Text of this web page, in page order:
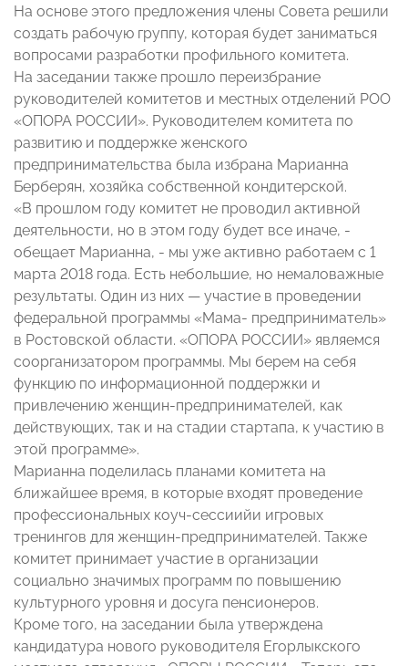
На основе этого предложения члены Совета решили
создать рабочую группу, которая будет заниматься
вопросами разработки профильного комитета.
На заседании также прошло переизбрание
руководителей комитетов и местных отделений РОО
«ОПОРА РОССИИ». Руководителем комитета по
развитию и поддержке женского
предпринимательства была избрана Марианна
Берберян, хозяйка собственной кондитерской.
«В прошлом году комитет не проводил активной
деятельности, но в этом году будет все иначе, -
обещает Марианна, - мы уже активно работаем с 1
марта 2018 года. Есть небольшие, но немаловажные
результаты. Один из них — участие в проведении
федеральной программы «Мама- предприниматель»
в Ростовской области. «ОПОРА РОССИИ» являемся
соорганизатором программы. Мы берем на себя
функцию по информационной поддержки и
привлечению женщин-предпринимателей, как
действующих, так и на стадии стартапа, к участию в
этой программе».
Марианна поделилась планами комитета на
ближайшее время, в которые входят проведение
профессиональных коуч-сессиийи игровых
тренингов для женщин-предпринимателей. Также
комитет принимает участие в организации
социально значимых программ по повышению
культурного уровня и досуга пенсионеров.
Кроме того, на заседании была утверждена
кандидатура нового руководителя Егорлыкского